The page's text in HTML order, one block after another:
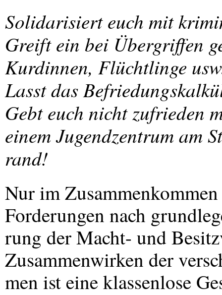
Solidarisiert euch mit
Greift ein bei Übergriffen
Kurdinnen, Flüchtlinge
Lasst das
Gebt euch nicht zufrieden
einem Jugendzentrum am
rand!
Nur im
Forderungen nach
rung der Macht- und
Zusammenwirken der
men ist eine klassenlose